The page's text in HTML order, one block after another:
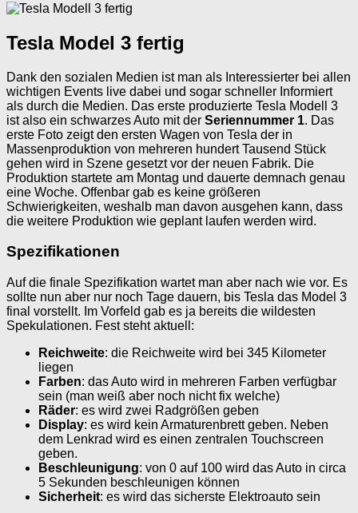
Tesla Model 3 fertig
Dank den sozialen Medien ist man als Interessierter bei allen
wichtigen Events live dabei und sogar schneller Informiert
als durch die Medien. Das erste produzierte Tesla Modell 3
ist also ein schwarzes Auto mit der Seriennummer 1. Das
erste Foto zeigt den ersten Wagen von Tesla der in
Massenproduktion von mehreren hundert Tausend Stück
gehen wird in Szene gesetzt vor der neuen Fabrik. Die
Produktion startete am Montag und dauerte demnach genau
eine Woche. Offenbar gab es keine größeren
Schwierigkeiten, weshalb man davon ausgehen kann, dass
die weitere Produktion wie geplant laufen werden wird.
Spezifikationen
Auf die finale Spezifikation wartet man aber nach wie vor. Es
sollte nun aber nur noch Tage dauern, bis Tesla das Model 3
final vorstellt. Im Vorfeld gab es ja bereits die wildesten
Spekulationen. Fest steht aktuell:
Reichweite: die Reichweite wird bei 345 Kilometer
liegen
Farben: das Auto wird in mehreren Farben verfügbar
sein (man weiß aber noch nicht fix welche)
Räder: es wird zwei Radgrößen geben
Display: es wird kein Armaturenbrett geben. Neben
dem Lenkrad wird es einen zentralen Touchscreen
geben.
Beschleunigung: von 0 auf 100 wird das Auto in circa
5 Sekunden beschleunigen können
Sicherheit: es wird das sicherste Elektroauto sein